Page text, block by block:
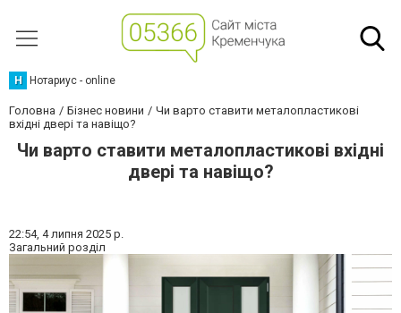
Н Нотариус - online
Головна Бізнес новини
Чи варто ставити металопластикові
вхідні двері та навіщо?
Чи варто ставити металопластикові вхідні
двері та навіщо?
22:54, 4 липня 2025 р.
Загальний розділ